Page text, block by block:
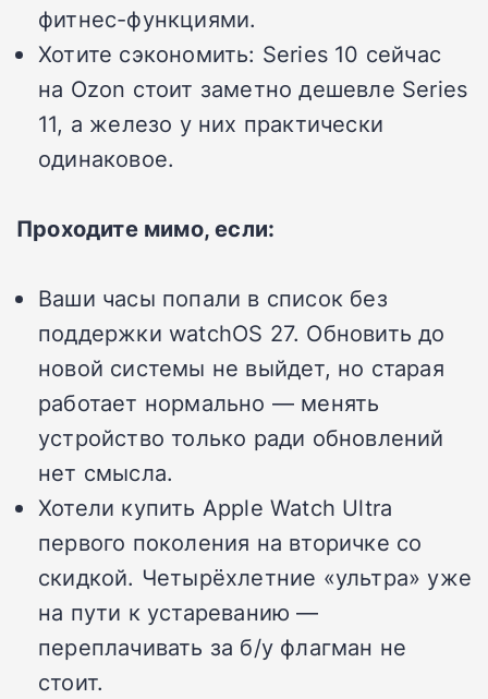
фитнес-функциями.
Хотите сэкономить: Series 10 сейчас
на Ozon стоит заметно дешевле Series
11, а железо у них практически
одинаковое.
Проходите мимо, если:
Ваши часы попали в список без
поддержки watchOS 27. Обновить до
новой системы не выйдет, но старая
работает нормально — менять
устройство только ради обновлений
нет смысла.
Хотели купить Apple Watch Ultra
первого поколения на вторичке со
скидкой. Четырёхлетние «ультра» уже
на пути к устареванию —
переплачивать за б/у флагман не
стоит.